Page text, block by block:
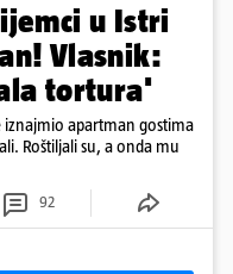
u Istri
Vlasnik:
tortura'
iznajmio apartman gostima
Roštiljali su, a onda mu
92